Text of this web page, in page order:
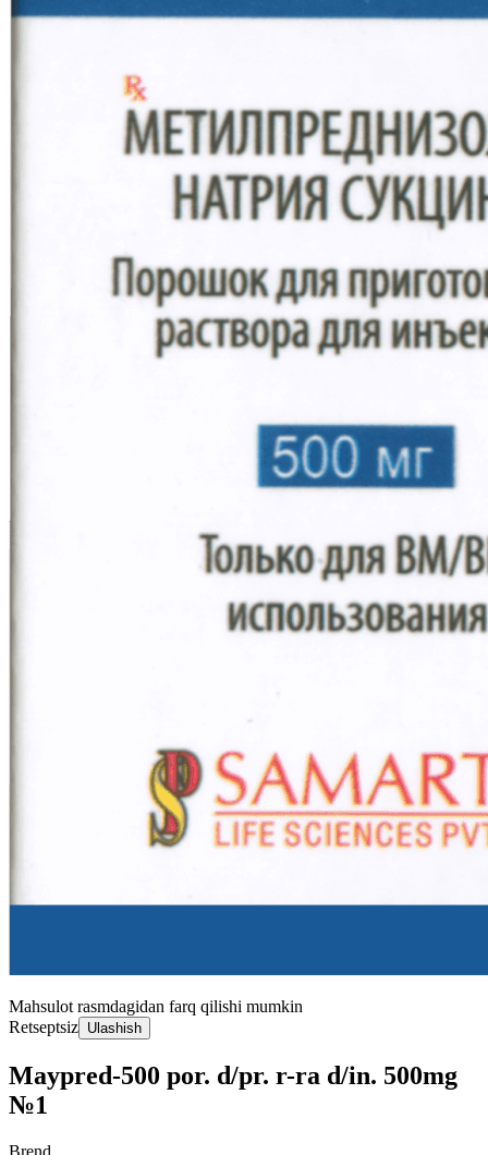
Mahsulot rasmdagidan farq qilishi mumkin
Retseptsiz Ulashish
Maypred-500 por. d/pr. r-ra d/in. 500mg
№1
Brend